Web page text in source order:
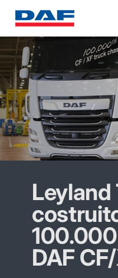
Leyland
DAF